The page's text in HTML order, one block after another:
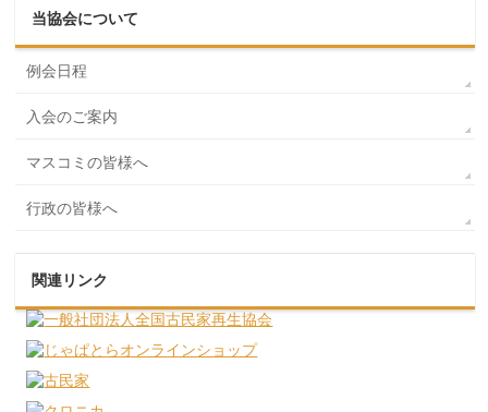
当協会について
例会日程
入会のご案内
マスコミの皆様へ
行政の皆様へ
関連リンク